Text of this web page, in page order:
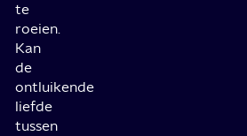
te
roeien.
Kan
de
ontluikende
liefde
tussen